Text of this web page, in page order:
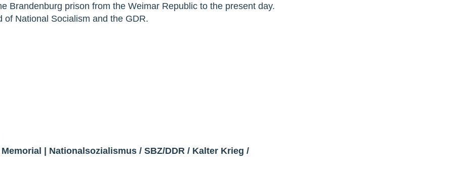
Brandenburg prison from the Weimar Republic to the present day.
National Socialism and the GDR.
| Nationalsozialismus / SBZ/DDR / Kalter Krieg /